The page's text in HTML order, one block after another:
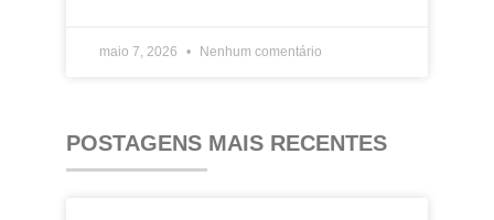
maio 7, 2026 Nenhum comentário
POSTAGENS MAIS RECENTES